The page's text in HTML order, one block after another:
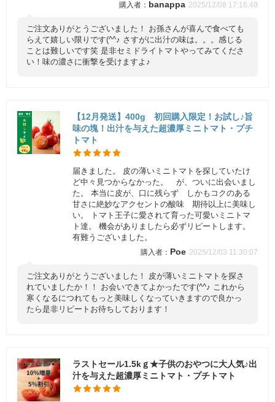
banappa 2025/12/08 17:16:49
ご注文ありがとうございました！ お孫さんが喜んで食べても
らえて嬉しい限りです(^^♪ さすがに出汁の味は。。。感じる
ことは難しいです笑 是非セミドライトマトやってみてくださ
い！味の濃さに衝撃を受けますよ♪
【12月発送】400g 初回購入限定！お試し♪旨
味の塊！出汁を与えた超濃厚ミニトマト・プチ
トマト
届きました。 皮の薄いミニトマトを探していたけ
ど中々見つからなかった。 が、ついに出会いまし
た。 本当に皮が、口に残らず しかもコクのある
甘さに絶妙なアクセントの酸味 期待以上に美味し
い。 トマト王子に愛されて育った可愛いミニトマ
ト達。 機会がありましたら必ずリピートします。
有難うございました。
Poe 2025/12/03 11:30:07
ご注文ありがとうございました！ 皮が薄いミニトマトを探さ
れていましたか！！ お会いできてよかったです(^^♪ これから
寒くなるにつれてもっと美味しくなっていきますので良かっ
たら是非リピートお待ちしております！
ラストセール1.5kｇ★子供のおやつに大人気♪出
汁を与えた超濃厚ミニトマト・プチトマト